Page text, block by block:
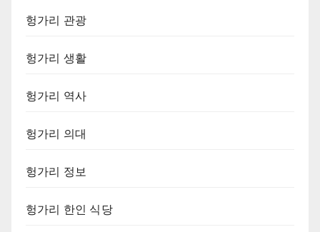
헝가리 관광
헝가리 생활
헝가리 역사
헝가리 의대
헝가리 정보
헝가리 한인 식당